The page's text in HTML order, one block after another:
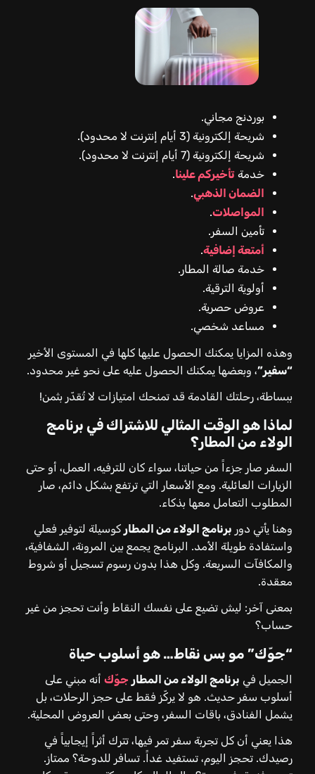
بوردنج مجاني.
شريحة إلكترونية (3 أيام إنترنت لا محدود).
شريحة إلكترونية (7 أيام إنترنت لا محدود).
خدمة تأخيركم علينا.
الضمان الذهبي.
المواصلات.
تأمين السفر.
أمتعة إضافية.
خدمة صالة المطار.
أولوية الترقية.
عروض حصرية.
مساعد شخصي.
وهذه المزايا يمكنك الحصول عليها كلها في المستوى الأخير
“سفير”، وبعضها يمكنك الحصول عليه على نحو غير محدود.
ببساطة، رحلتك القادمة قد تمنحك امتيازات لا تُقدّر بثمن!
لماذا هو الوقت المثالي للاشتراك في برنامج
الولاء من المطار؟
السفر صار جزءاً من حياتنا، سواء كان للترفيه، العمل، أو حتى
الزيارات العائلية. ومع الأسعار التي ترتفع بشكل دائم، صار
المطلوب التعامل معها بذكاء.
وهنا يأتي دور برنامج الولاء من المطار كوسيلة لتوفير فعلي
واستفادة طويلة الأمد. البرنامج يجمع بين المرونة، الشفافية،
والمكافآت السريعة. وكل هذا بدون رسوم تسجيل أو شروط
معقدة.
بمعنى آخر: ليش تضيع على نفسك النقاط وأنت تحجز من غير
حساب؟
“جوّك” مو بس نقاط… هو أسلوب حياة
الجميل في برنامج الولاء من المطار جوّك أنه مبني على
أسلوب سفر حديث. هو لا يركّز فقط على حجز الرحلات، بل
يشمل الفنادق، باقات السفر، وحتى بعض العروض المحلية.
هذا يعني أن كل تجربة سفر تمر فيها، تترك أثراً إيجابياً في
رصيدك. تحجز اليوم، تستفيد غداً. تسافر للدوحة؟ ممتاز.